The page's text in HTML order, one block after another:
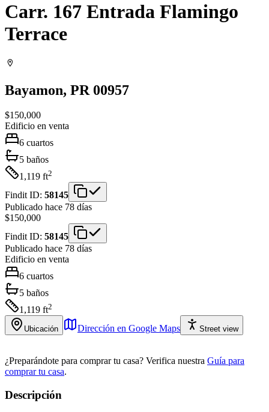
Carr. 167 Entrada Flamingo
Terrace
Bayamon, PR 00957
$150,000
Edificio en venta
6 cuartos
5 baños
1,119 ft2
Findit ID: 58145
Publicado hace 78 días
$150,000
Findit ID: 58145
Publicado hace 78 días
Edificio en venta
6 cuartos
5 baños
1,119 ft2
Ubicación Dirección en Google Maps Street view
¿Preparándote para comprar tu casa? Verifica nuestra Guía para
comprar tu casa.
Descripción